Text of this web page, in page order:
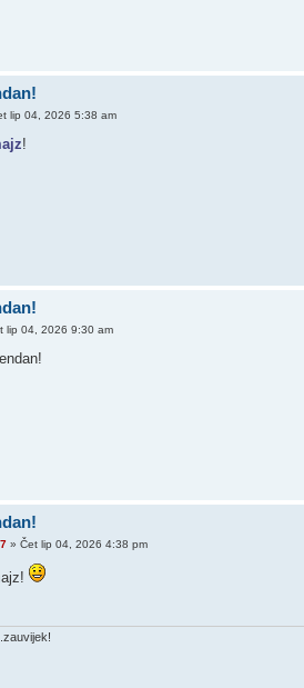
lip 04, 2026 5:38 am
!
lip 04, 2026 9:30 am
» Čet lip 04, 2026 4:38 pm